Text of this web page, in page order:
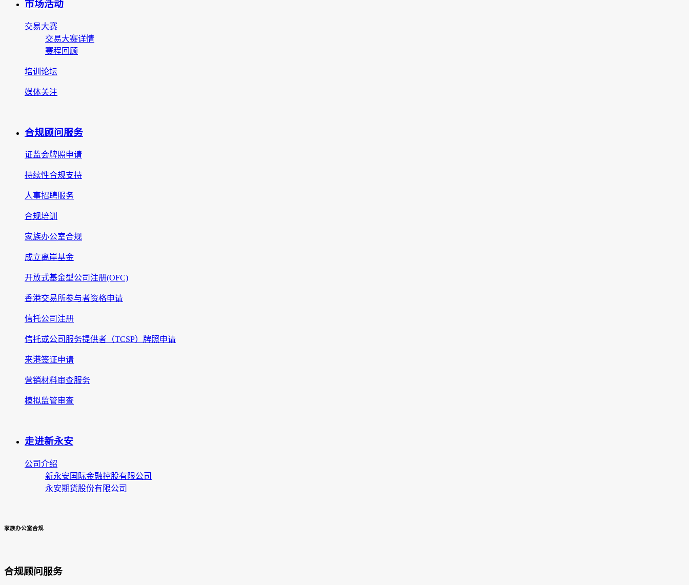
市场活动
交易大赛
交易大赛详情
赛程回顾
培训论坛
媒体关注
合规顾问服务
证监会牌照申请
持续性合规支持
人事招聘服务
合规培训
家族办公室合规
成立离岸基金
开放式基金型公司注册(OFC)
香港交易所参与者资格申请
信托公司注册
信托或公司服务提供者（TCSP）牌照申请
来港签证申请
营销材料审查服务
模拟监管审查
走进新永安
公司介绍
新永安国际金融控股有限公司
永安期货股份有限公司
家族办公室合规
合规顾问服务